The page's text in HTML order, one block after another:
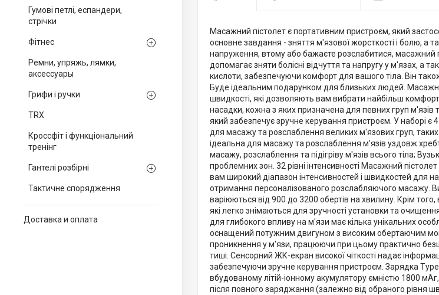
Гумові петлі, еспандери,
стрічки
Фітнес
Ремни, упряжь, лямки,
аксессуары
Грифи і ручки
TRX
Кроссфіт і функціональний
тренінг
Гантелі розбірні
Тактичне спорядження
Доставка и оплата
Масажний пістолет є портативним пристроєм, який
основне завдання - зняття м'язової жорсткості і болю, а
напруження, втому або бажаєте розслабитися, масажний
допомагає зняти болісні відчуття та напругу у м'язах, а
кислоти, забезпечуючи комфорт для вашого тіла. Він
Буде ідеальним подарунком для близьких людей.
швидкості, які дозволяють вам вибрати найбільш
насадки, кожна з яких призначена для певних груп
який забезпечує зручне керування пристроєм. У наборі
для масажу та розслаблення великих м'язових груп, таких
ідеальна для масажу та розслаблення м'язів уздовж
масажу, розслаблення та підігріву м'язів всього тіла;
проблемних зон. 32 рівні інтенсивності Масажний
вам широкий діапазон інтенсивностей і швидкостей для
отримання персоналізованого розслабляючого масажу. Ви
варіюються від 900 до 3200 обертів на хвилину. Крім
які легко знімаються для зручності установки та
для глибокого впливу на м'язи має кілька унікальних
оснащений потужним двигуном з високим обертаючим
проникнення у м'язи, працюючи при цьому практично
тиші. Сенсорний ЖК-екран високої чіткості надає
забезпечуючи зручне керування пристроєм. Зарядка
вбудованому літій-іонному акумулятору ємністю 1800
після повного заряджання (залежно від обраного рівня